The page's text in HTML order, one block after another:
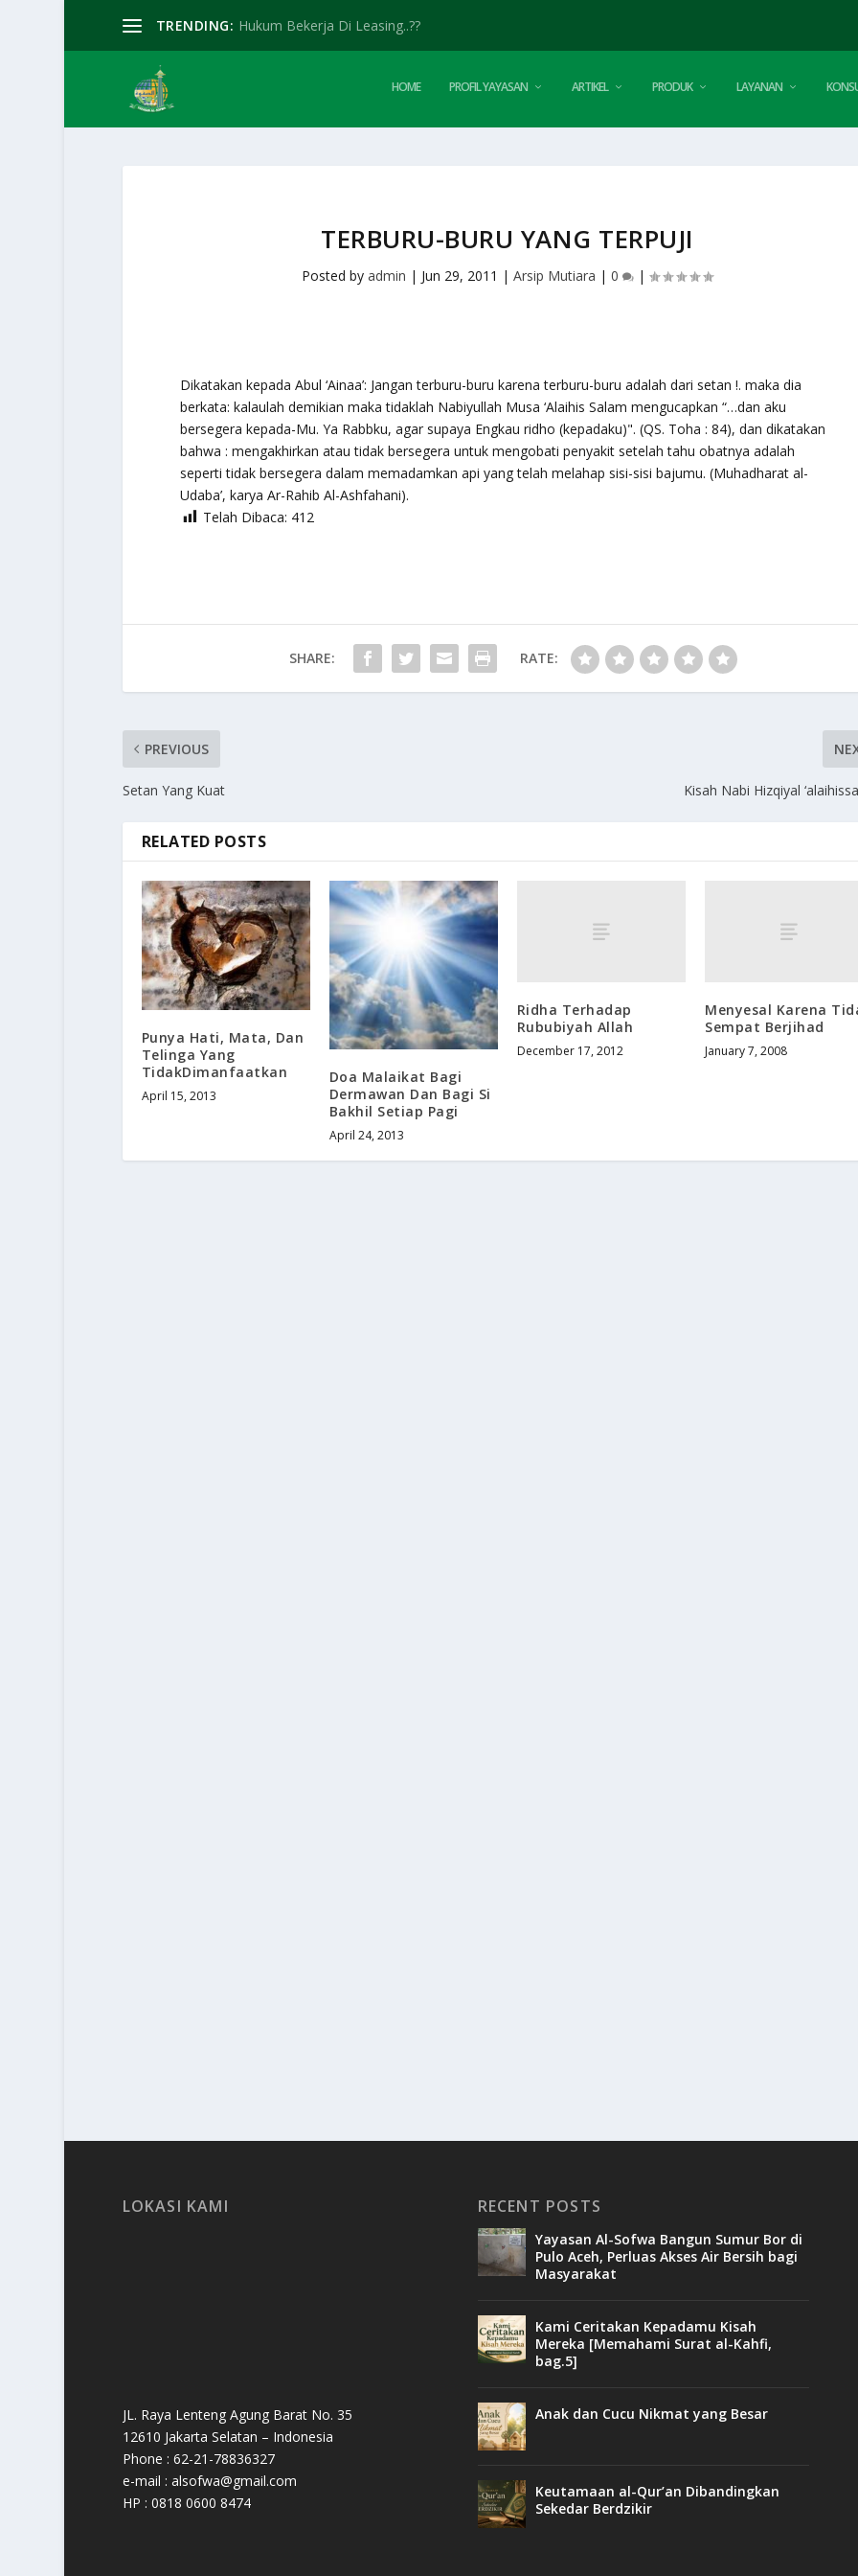
TRENDING: Hukum Bekerja Di Leasing..??
HOME PROFIL YAYASAN ARTIKEL PRODUK LAYANAN
TERBURU-BURU YANG TERPUJI
Posted byadmin | Jun 29, 2011 |Arsip Mutiara |0 |
Dikatakan kepada Abul ‘Ainaa’: Jangan terburu-buru karena terburu-buru adalah dari setan !. maka dia
berkata: kalaulah demikian maka tidaklah Nabiyullah Musa ‘Alaihis Salam mengucapkan “…dan aku
bersegera kepada-Mu. Ya Rabbku, agar supaya Engkau ridho (kepadaku)". (QS. Toha : 84), dan dikatakan
bahwa : mengakhirkan atau tidak bersegera untuk mengobati penyakit setelah tahu obatnya adalah
seperti tidak bersegera dalam memadamkan api yang telah melahap sisi-sisi bajumu. (Muhadharat al-
Udaba’, karya Ar-Rahib Al-Ashfahani).
Telah Dibaca: 412
SHARE: RATE:
PREVIOUS
Setan Yang Kuat Kisah Nabi Hizqiyal
RELATED POSTS
Punya Hati, Mata, Dan
Telinga Yang
TidakDimanfaatkan
April 15, 2013
Doa Malaikat Bagi
Dermawan Dan Bagi Si
Bakhil Setiap Pagi
April 24, 2013
Ridha Terhadap
Rububiyah Allah
December 17, 2012
Menyesal Karena
Sempat Berjihad
January 7, 2008
LOKASI KAMI
JL. Raya Lenteng Agung Barat No. 35
12610 Jakarta Selatan – Indonesia
Phone : 62-21-78836327
e-mail : alsofwa@gmail.com
HP : 0818 0600 8474
RECENT POSTS
Yayasan Al-Sofwa Bangun Sumur Bor di
Pulo Aceh, Perluas Akses Air Bersih bagi
Masyarakat
Kami Ceritakan Kepadamu Kisah
Mereka [Memahami Surat al-Kahfi,
bag.5]
Anak dan Cucu Nikmat yang Besar
Keutamaan al-Qur’an Dibandingkan
Sekedar Berdzikir